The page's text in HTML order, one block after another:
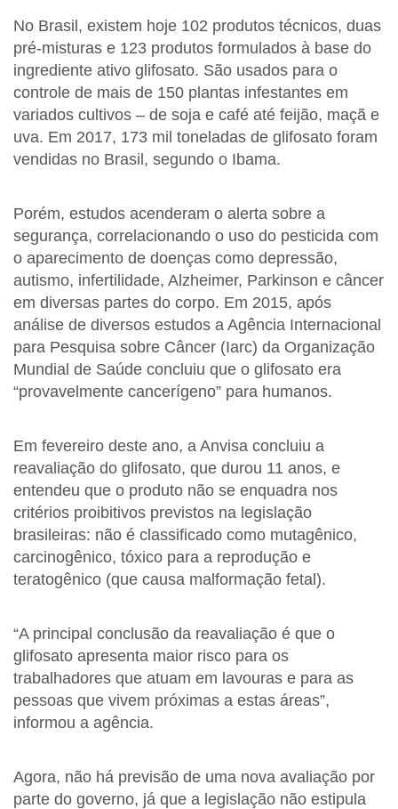
No Brasil, existem hoje 102 produtos técnicos, duas
pré-misturas e 123 produtos formulados à base do
ingrediente ativo glifosato. São usados para o
controle de mais de 150 plantas infestantes em
variados cultivos – de soja e café até feijão, maçã e
uva. Em 2017, 173 mil toneladas de glifosato foram
vendidas no Brasil, segundo o Ibama.
Porém, estudos acenderam o alerta sobre a
segurança, correlacionando o uso do pesticida com
o aparecimento de doenças como depressão,
autismo, infertilidade, Alzheimer, Parkinson e câncer
em diversas partes do corpo. Em 2015, após
análise de diversos estudos a Agência Internacional
para Pesquisa sobre Câncer (Iarc) da Organização
Mundial de Saúde concluiu que o glifosato era
“provavelmente cancerígeno” para humanos.
Em fevereiro deste ano, a Anvisa concluiu a
reavaliação do glifosato, que durou 11 anos, e
entendeu que o produto não se enquadra nos
critérios proibitivos previstos na legislação
brasileiras: não é classificado como mutagênico,
carcinogênico, tóxico para a reprodução e
teratogênico (que causa malformação fetal).
“A principal conclusão da reavaliação é que o
glifosato apresenta maior risco para os
trabalhadores que atuam em lavouras e para as
pessoas que vivem próximas a estas áreas”,
informou a agência.
Agora, não há previsão de uma nova avaliação por
parte do governo, já que a legislação não estipula